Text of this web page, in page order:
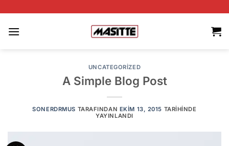
UNCATEGORIZED
A Simple Blog Post
SONERDRMUS TARAFINDAN EKIM 13, 2015 TARIHINDE
YAYINLANDI